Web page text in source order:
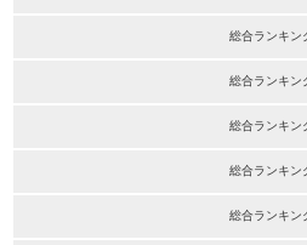
総合ランキン
総合ランキン
総合ランキン
総合ランキン
総合ランキン